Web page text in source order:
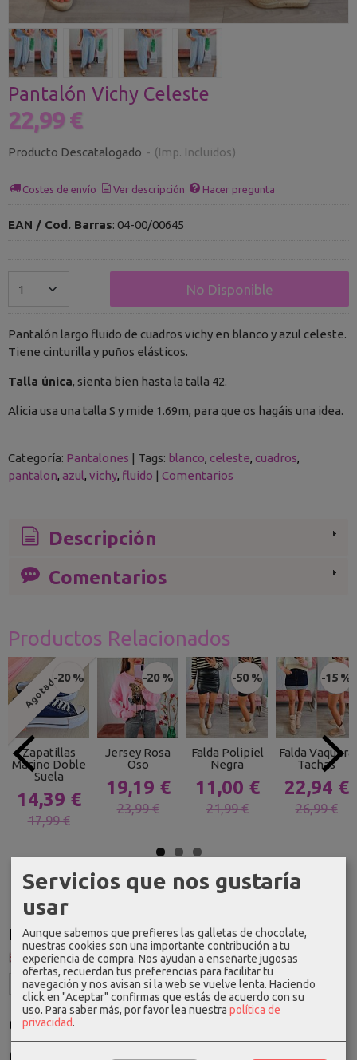
Idioma
Costes de Envío
Pantalón Vichy Celeste
22,99 €
Producto Descatalogado - (Imp. Incluidos)
Costes de envío Ver descripción Hacer pregunta
EAN / Cod. Barras: 04-00/00645
No Disponible
Pantalón largo fluido de cuadros vichy en blanco y azul celeste.
Tiene cinturilla y puños elásticos.
Talla única, sienta bien hasta la talla 42.
Alicia usa una talla S y mide 1.69m, para que os hagáis una idea.
Categoría: Pantalones | Tags: blanco celeste cuadros
pantalon azul vichy fluido | Comentarios
Descripción
Comentarios
Productos Relacionados
Agotado-20 %
Zapatillas
Marino Doble
Suela
14,39 €
17,99 €
-20 %
Jersey Rosa
Oso
19,19 €
23,99 €
-50 %
Falda Polipiel
Negra
11,00 €
21,99 €
-15 %
Falda Vaquera
Tachas
22,94 €
26,99 €
Servicios que nos gustaría
usar
Aunque sabemos que prefieres las galletas de chocolate,
nuestras cookies son una importante contribución a tu
experiencia de compra. Nos ayudan a enseñarte jugosas
ofertas, recuerdan tus preferencias para facilitar tu
navegación y nos avisan si la web se vuelve lenta. Haciendo
click en "Aceptar" confirmas que estás de acuerdo con su
uso. Para saber más, por favor lea nuestra política de
privacidad.